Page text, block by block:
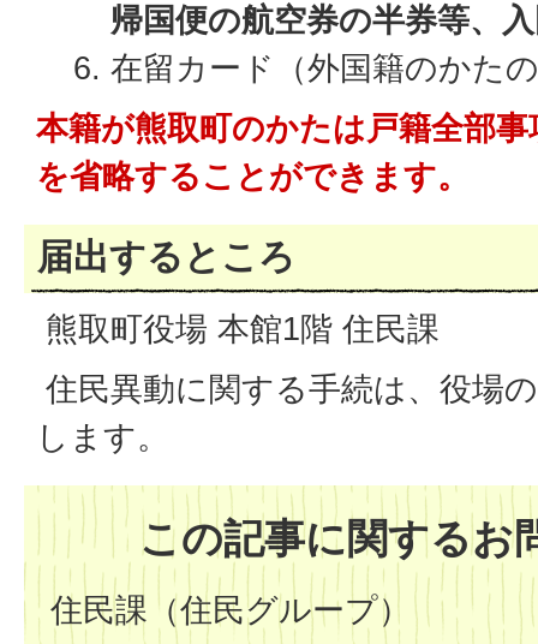
帰国便の航空券の半券等、
在留カード（外国籍のかた
本籍が熊取町のかたは戸籍全部
を省略することができます。
届出するところ
熊取町役場 本館1階 住民課
住民異動に関する手続は、役場
します。
この記事に関するお
住民課（住民グループ）